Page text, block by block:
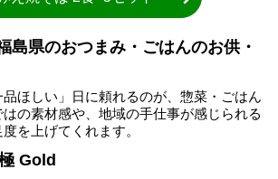
島県のおつまみ・ごはんのお供・
ほしい」日に頼れるのが、惣菜・ごはん
の素材感や、地域の手仕事が感じられる
を上げてくれます。
Gold